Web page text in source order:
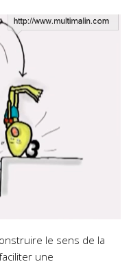
le sens de la
une